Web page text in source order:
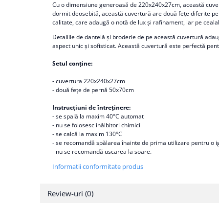
Cu o dimensiune generoasă de 220x240x27cm, această
dormit deosebită, această cuvertură are două fețe diferite
calitate, care adaugă o notă de lux și rafinament, iar pe
Detaliile de dantelă și broderie de pe această cuvertură
aspect unic și sofisticat. Această cuvertură este perfectă
Setul conține:
- cuvertura 220x240x27cm
- două fețe de pernă 50x70cm
Instrucțiuni de întreținere:
- se spală la maxim 40°C automat
- nu se folosesc inălbitori chimici
- se calcă la maxim 130°C
- se recomandă spălarea înainte de prima
- nu se recomandă uscarea la soare.
Informatii conformitate produs
Review-uri (0)